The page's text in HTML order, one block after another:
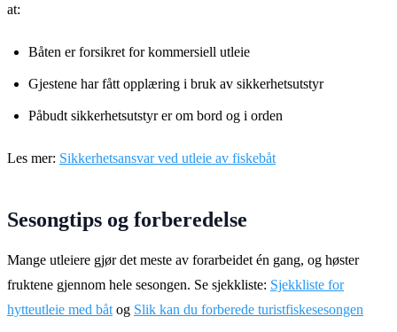
at:
Båten er forsikret for kommersiell utleie
Gjestene har fått opplæring i bruk av sikkerhetsutstyr
Påbudt sikkerhetsutstyr er om bord og i orden
Les mer: Sikkerhetsansvar ved utleie av fiskebåt
Sesongtips og forberedelse
Mange utleiere gjør det meste av forarbeidet én gang, og høster
fruktene gjennom hele sesongen. Se sjekkliste: Sjekkliste for
hytteutleie med båt og Slik kan du forberede turistfiskesesongen